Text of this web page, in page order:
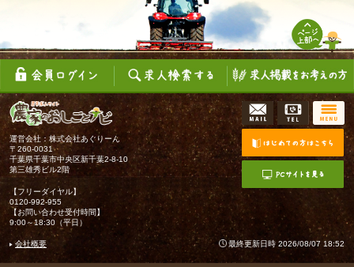
運営会社：株式会社あぐりーん
〒260-0031
千葉県千葉市中央区新千葉2-8-10
第三雄秀ビル2階
【フリーダイヤル】
0120-992-955
【お問い合わせ受付時間】
9:00～18:30（平日）
会社概要 最終更新日時 2026/08/07 18:52